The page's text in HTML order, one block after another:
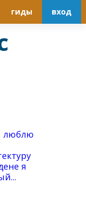
гиды вход
люблю
я